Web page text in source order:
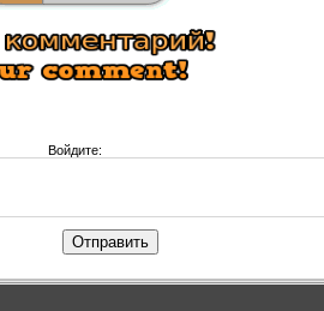
Войдите:
Отправить